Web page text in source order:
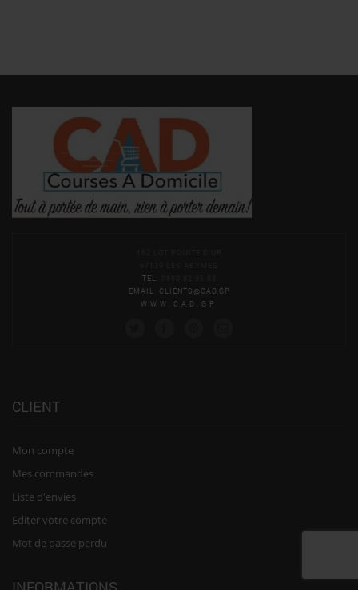
TEL
EMAIL
CLIENTS@CAD.GP
WWW.CAD.GP
CLIENT
Mon compte
Mes commandes
Liste d'envies
Editer votre compte
Mot de passe perdu